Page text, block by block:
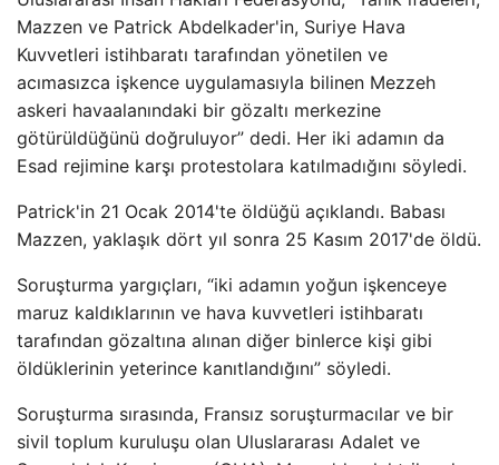
Mazzen ve Patrick Abdelkader'in, Suriye Hava
Kuvvetleri istihbaratı tarafından yönetilen ve
acımasızca işkence uygulamasıyla bilinen Mezzeh
askeri havaalanındaki bir gözaltı merkezine
götürüldüğünü doğruluyor” dedi. Her iki adamın da
Esad rejimine karşı protestolara katılmadığını söyledi.
Patrick'in 21 Ocak 2014'te öldüğü açıklandı. Babası
Mazzen, yaklaşık dört yıl sonra 25 Kasım 2017'de öldü.
Soruşturma yargıçları, “iki adamın yoğun işkenceye
maruz kaldıklarının ve hava kuvvetleri istihbaratı
tarafından gözaltına alınan diğer binlerce kişi gibi
öldüklerinin yeterince kanıtlandığını” söyledi.
Soruşturma sırasında, Fransız soruşturmacılar ve bir
sivil toplum kuruluşu olan Uluslararası Adalet ve